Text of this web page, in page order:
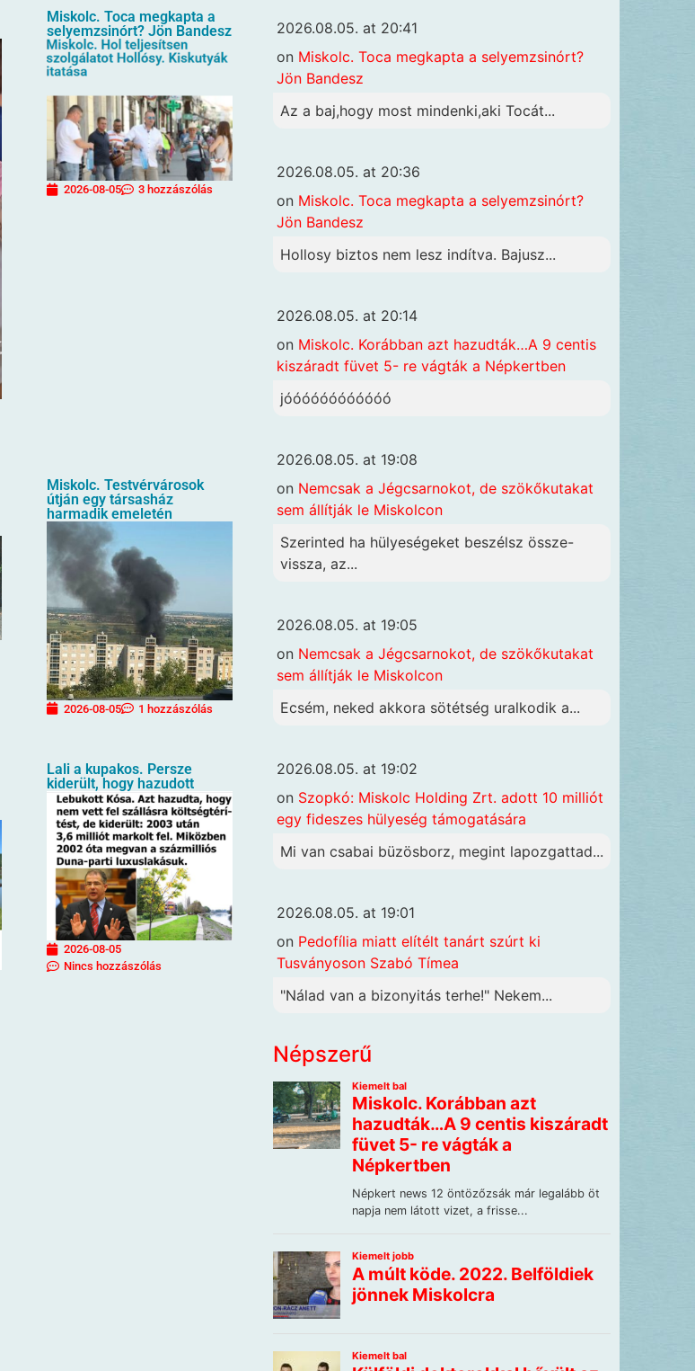
Miskolc. Toca megkapta a
selyemzsinórt? Jön Bandesz
2026-08-05 3 hozzászólás
Miskolc. Testvérvárosok
útján egy társasház
harmadik emeletén
2026-08-05 1 hozzászólás
Lali a kupakos. Persze
kiderült, hogy hazudott
2026-08-05
Nincs hozzászólás
2026.08.05. at 20:41
on Miskolc. Toca megkapta a selyemzsinórt?
Jön Bandesz
Az a baj,hogy most mindenki,aki Tocát...
2026.08.05. at 20:36
on Miskolc. Toca megkapta a selyemzsinórt?
Jön Bandesz
Hollosy biztos nem lesz indítva. Bajusz...
2026.08.05. at 20:14
on Miskolc. Korábban azt hazudták…A 9 centis
kiszáradt füvet 5- re vágták a Népkertben
jóóóóóóóóóóóó
2026.08.05. at 19:08
on Nemcsak a Jégcsarnokot, de szökőkutakat
sem állítják le Miskolcon
Szerinted ha hülyeségeket beszélsz össze-
vissza, az...
2026.08.05. at 19:05
on Nemcsak a Jégcsarnokot, de szökőkutakat
sem állítják le Miskolcon
Ecsém, neked akkora sötétség uralkodik a...
2026.08.05. at 19:02
on Szopkó: Miskolc Holding Zrt. adott 10 milliót
egy fideszes hülyeség támogatására
Mi van csabai büzösborz, megint lapozgattad...
2026.08.05. at 19:01
on Pedofília miatt elítélt tanárt szúrt ki
Tusványoson Szabó Tímea
"Nálad van a bizonyitás terhe!" Nekem...
Népszerű